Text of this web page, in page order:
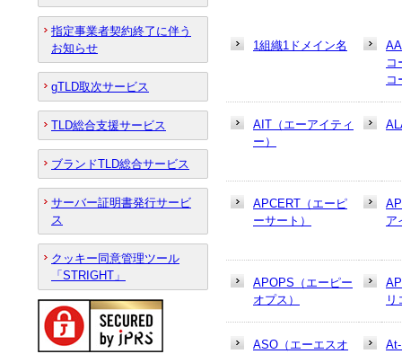
1組織1ドメイン名
コ
コ
AIT（エーアイティ
ー）
APCERT（エーピ
ーサート）
ア
APOPS（エーピー
オプス）
リ
ASO（エーエスオ
指定事業者契約終了に伴う
お知らせ
gTLD取次サービス
TLD総合支援サービス
ブランドTLD総合サービス
サーバー証明書発行サービ
ス
クッキー同意管理ツール
「STRIGHT」